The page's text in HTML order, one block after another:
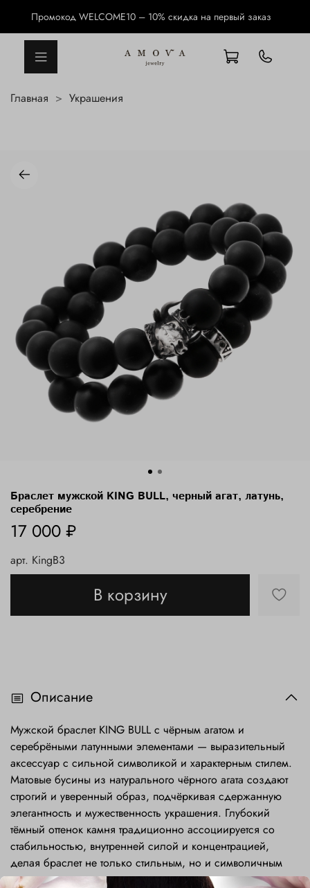
Промокод WELCOME10 – 10% скидка на первый заказ
Главная Украшения
арт. KingB3
Браслет мужской KING BULL, черный агат, латунь,
серебрение
17 000 ₽
В корзину
Описание
Мужской браслет KING BULL с чёрным агатом и
серебрёными латунными элементами — выразительный
аксессуар с сильной символикой и характерным стилем.
Матовые бусины из натурального чёрного агата создают
строгий и уверенный образ, подчёркивая сдержанную
элегантность и мужественность украшения. Глубокий
тёмный оттенок камня традиционно ассоциируется со
стабильностью, внутренней силой и концентрацией,
делая браслет не только стильным, но и символичным
аксессуаром.